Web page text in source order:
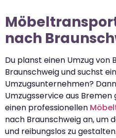
nach
Du planst einen Umzug von
Braunschweig und suchst
Umzugsunternehmen?
Umzugsservice aus
einen professionellen
nach Braunschweig an, um
und reibungslos zu gestalten.